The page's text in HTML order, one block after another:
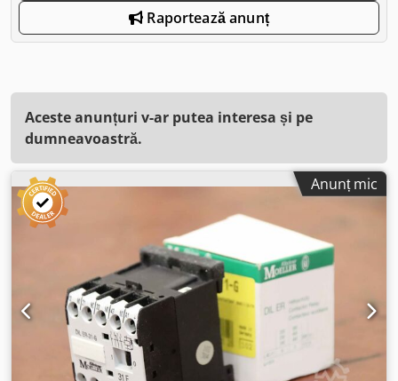
Raportează anunț
Aceste anunțuri v-ar putea interesa și pe
dumneavoastră.
Anunț mic